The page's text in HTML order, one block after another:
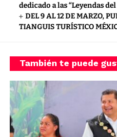
dedicado a las “Leyendas
DEL 9 AL 12 DE MARZO,
TIANGUIS TURÍSTICO
También te puede